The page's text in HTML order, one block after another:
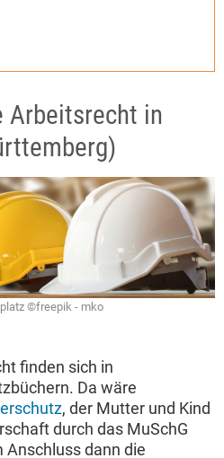
Arbeitsrecht in
©freepik - mko
finden sich in
Da wäre
, der Mutter und Kind
durch das MuSchG
dann die